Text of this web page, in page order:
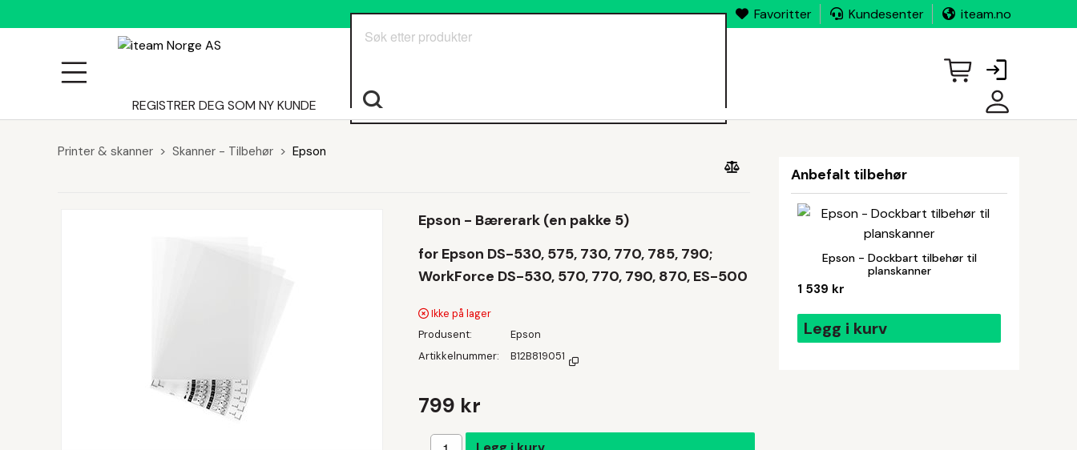
Favoritter Kundesenter iteam.no
Søk
ALLE
PRODUKTER
REGISTRER DEG SOM NY KUNDE MINE
Printer & skanner Skanner - Tilbehør Epson
Epson - Bærerark (en pakke 5)
for Epson DS-530, 575, 730, 770, 785, 790;
WorkForce DS-530, 570, 770, 790, 870, ES-500
Ikke på lager
Produsent
Epson
Artikkelnummer
B12B819051
799 kr
Legg i handlekurven
Anbefalt tilbehør
Epson - Dockbart tilbehør til
planskanner
1 539 kr
Legg i kurv